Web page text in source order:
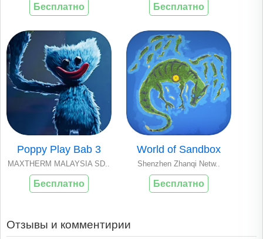
Бесплатно Бесплатно
Poppy Play Bab 3
MAXTHERM MALAYSIA SD..
Бесплатно
World of Sandbox
Shenzhen Zhanqi Netw..
Бесплатно
Отзывы и комментирии